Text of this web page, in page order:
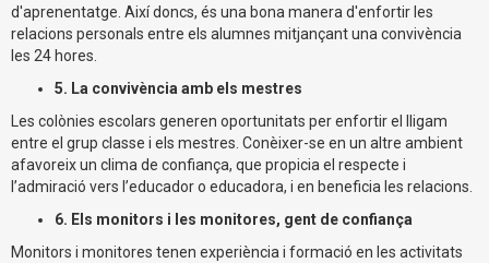
d'aprenentatge. Així doncs, és una bona manera d'enfortir les
relacions personals entre els alumnes mitjançant una convivència
les 24 hores.
5. La convivència amb els mestres
Les colònies escolars generen oportunitats per enfortir el lligam
entre el grup classe i els mestres. Conèixer-se en un altre ambient
afavoreix un clima de confiança, que propicia el respecte i
l’admiració vers l’educador o educadora, i en beneficia les relacions.
6. Els monitors i les monitores, gent de confiança
Monitors i monitores tenen experiència i formació en les activitats